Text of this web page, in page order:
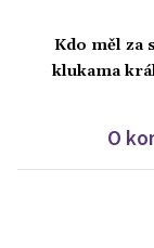
Kdo měl za
klukama
O